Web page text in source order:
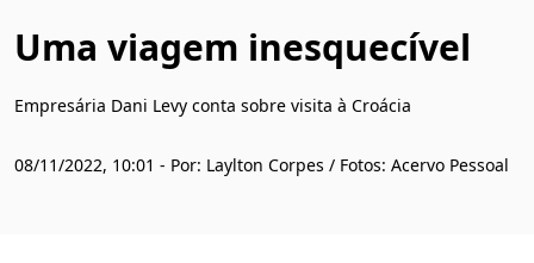
Uma viagem inesquecível
Empresária Dani Levy conta sobre visita à Croácia
08/11/2022, 10:01 - Por: Laylton Corpes / Fotos: Acervo Pessoal